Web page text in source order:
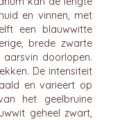
en vinnen, met
een blauwwitte
brede zwarte
doorlopen.
De intensiteit
en varieert op
het geelbruine
geheel zwart,